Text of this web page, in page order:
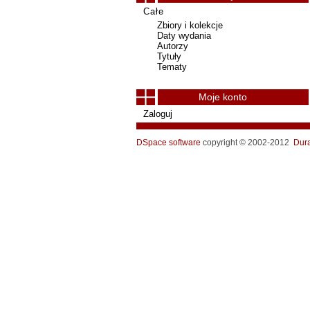
Całe
Zbiory i kolekcje
Daty wydania
Autorzy
Tytuły
Tematy
Moje konto
Zaloguj
DSpace software copyright © 2002-2012